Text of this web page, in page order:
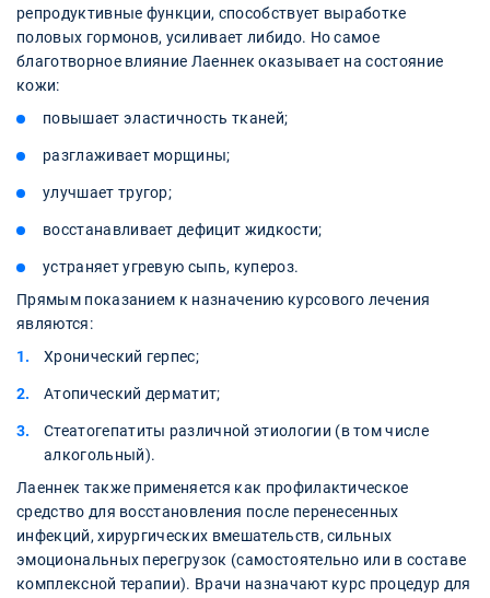
репродуктивные функции, способствует выработке
половых гормонов, усиливает либидо. Но самое
благотворное влияние Лаеннек оказывает на состояние
кожи:
повышает эластичность тканей;
разглаживает морщины;
улучшает тругор;
восстанавливает дефицит жидкости;
устраняет угревую сыпь, купероз.
Прямым показанием к назначению курсового лечения
являются:
Хронический герпес;
Атопический дерматит;
Стеатогепатиты различной этиологии (в том числе
алкогольный).
Лаеннек также применяется как профилактическое
средство для восстановления после перенесенных
инфекций, хирургических вмешательств, сильных
эмоциональных перегрузок (самостоятельно или в составе
комплексной терапии). Врачи назначают курс процедур для